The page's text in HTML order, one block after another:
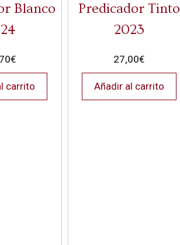
Blanco
€
carrito
Predicador Tinto
2023
27,00€
Añadir al carrito